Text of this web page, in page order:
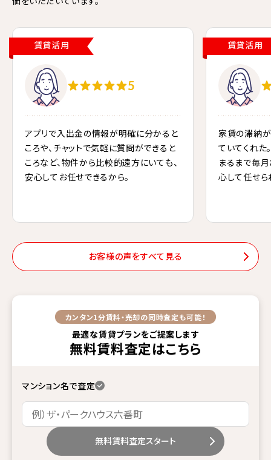
賃貸活用
5
アプリで入出金の情報が明確に分かると
ころや、チャットで気軽に質問ができると
ころなど、物件から比較的遠方にいても、
安心してお任せできるから｡
賃貸活用
家賃の滞納が
ていてくれた
まるまで毎月
心して任せら
お客様の声をすべて見る
カンタン1分賃料・売却の同時査定も可能！
最適な賃貸プランをご提案します
無料賃料査定はこちら
マンション名で査定
無料賃料査定スタート